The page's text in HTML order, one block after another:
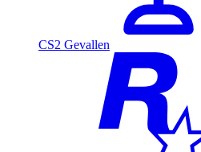
CS2 Gevallen